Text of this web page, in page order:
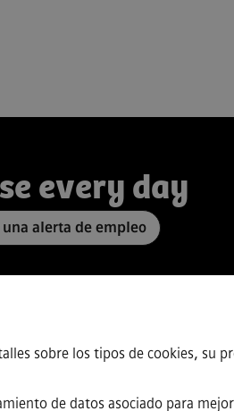
sobre los tipos de cookies, su
de datos asociado para
every day
una alerta de empleo